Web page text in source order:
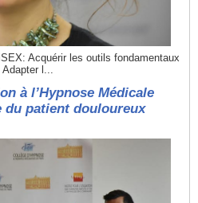
Acquérir les outils fondamentaux
l...
à l’Hypnose Médicale
du patient douloureux